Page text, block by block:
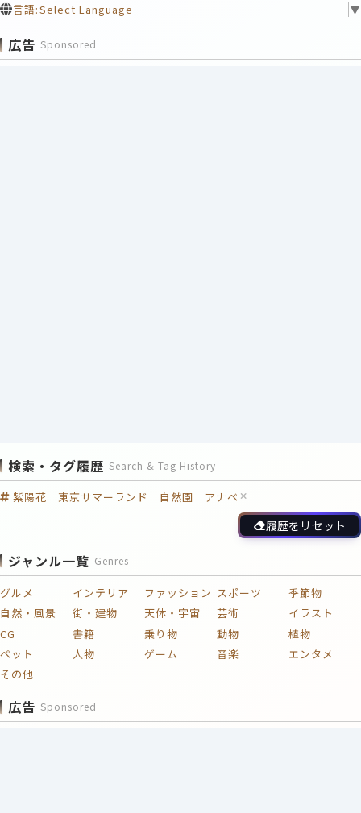
言語:Select Language ▼
広告 Sponsored
検索・タグ履歴 Search & Tag History
紫陽花 東京サマーランド 自然園 アナベ
履歴をリセット
ジャンル一覧 Genres
グルメ インテリア ファッション スポーツ
季節物
自然・風景
街・建物 天体・宇宙 芸術
イラスト
CG
書籍 乗り物 動物
植物
ペット
人物 ゲーム 音楽
エンタメ
その他
広告 Sponsored